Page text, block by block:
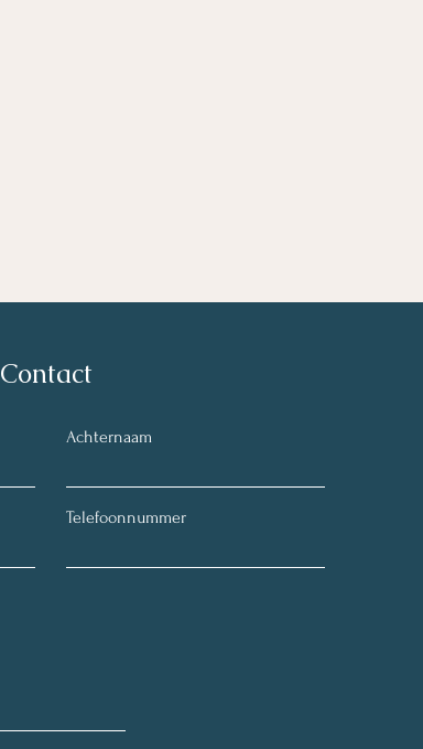
Contact
Achternaam
Telefoonnummer